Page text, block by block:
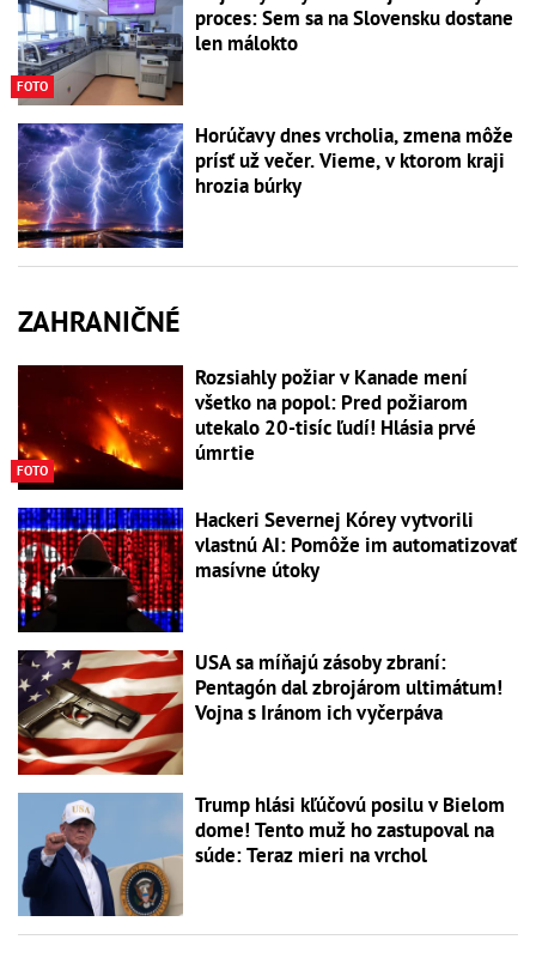
FOTO
proces: Sem sa na Slovensku dostane
len málokto
Horúčavy dnes vrcholia, zmena môže
prísť už večer. Vieme, v ktorom kraji
hrozia búrky
ZAHRANIČNÉ
FOTO
Rozsiahly požiar v Kanade mení
všetko na popol: Pred požiarom
utekalo 20-tisíc ľudí! Hlásia prvé
úmrtie
Hackeri Severnej Kórey vytvorili
vlastnú AI: Pomôže im automatizovať
masívne útoky
USA sa míňajú zásoby zbraní:
Pentagón dal zbrojárom ultimátum!
Vojna s Iránom ich vyčerpáva
Trump hlási kľúčovú posilu v Bielom
dome! Tento muž ho zastupoval na
súde: Teraz mieri na vrchol